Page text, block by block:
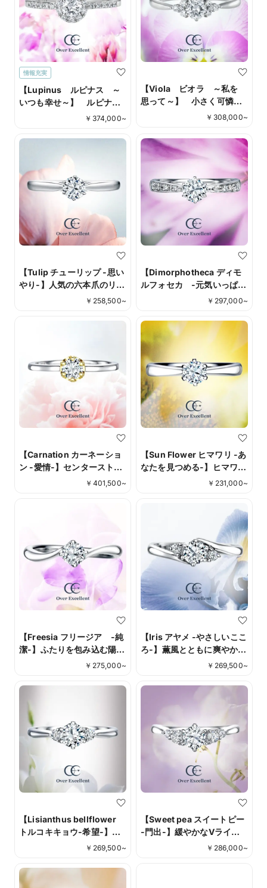
情報充実
【Lupinus ルピナス ～
いつも幸せ～】 ルピナス
の花が咲き誇るような、美
￥ 374,000~
【Viola ビオラ ～私を
思って～】 小さく可憐な
がらも凛とした美しさを持
さを表現したエレガントな
リングです。
￥ 308,000~
【Tulip チューリップ -思い
やり-】人気の六本爪のリン
グ。サイドシルエットは花
￥ 258,500~
【Dimorphotheca ディモ
ルフォセカ -元気いっぱ
い-】太陽がよく似合うあな
カットダイヤモンドと絞り
込むようなメレダイヤが
シャープで暖かな輝きを表
現。
￥ 297,000~
【Carnation カーネーショ
ン -愛情-】センターストー
ンを引き立てる演出が施さ
￥ 401,500~
【Sun Flower ヒマワリ -あ
なたを見つめる-】ヒマワリ
の花言葉のように、真っす
表した、正統感の薫るソリ
￥ 231,000~
【Freesia フリージア -純
潔-】ふたりを包み込む陽だ
まりのように優しく流れる
￥ 275,000~
【Iris アヤメ -やさしいここ
ろ-】薫風とともに爽やかな
初夏の花、アヤメ。端正で
ように光るダイヤモンド。
繊細ながら緩やかに流れ
る、指を美しく見せるデザ
インです。
￥ 269,500~
【Lisianthus bellflower
トルコキキョウ-希望-】
きゅっと絞られたアームが
立て、華やかで優美な存在
感。
￥ 269,500~
【Sweet pea スイートピー
-門出-】緩やかなVライン
に輝くダイヤモンド。さり
￥ 286,000~